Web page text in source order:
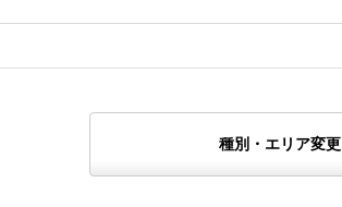
種別・エリア変更